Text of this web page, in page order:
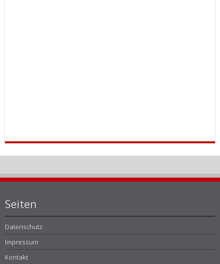
Seiten
Datenschutz
Impressum
Kontakt